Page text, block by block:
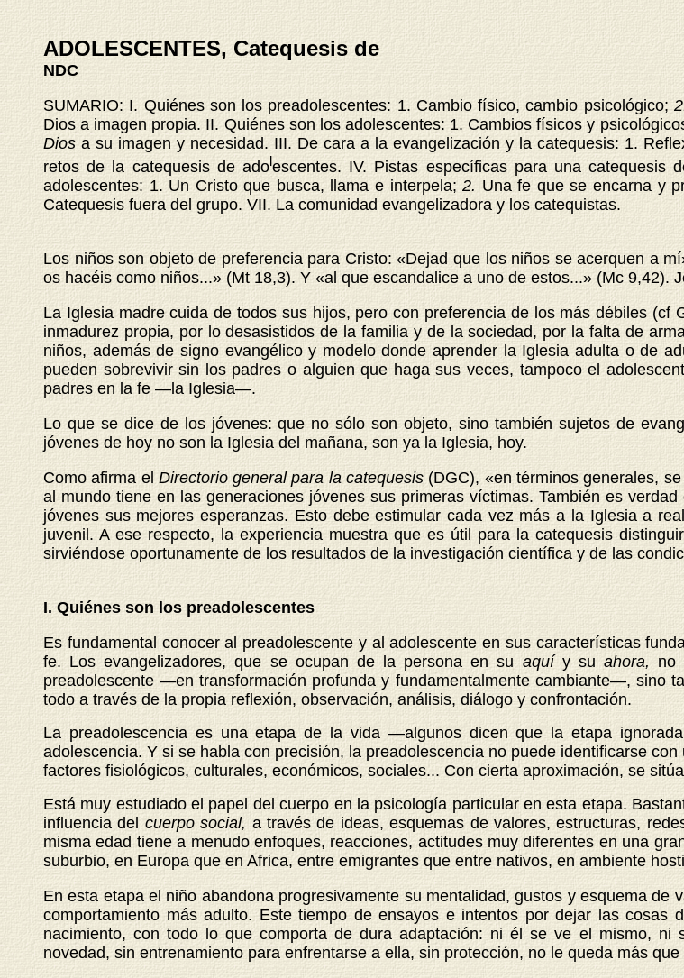
ADOLESCENTES, Catequesis de
NDC
SUMARIO: I. Quiénes son los preadolescentes: 1. Cambio físico, cambio psicológico;
Dios a imagen propia. II. Quiénes son los adolescentes: 1. Cambios físicos y
Dios a su imagen y necesidad. III. De cara a la evangelización y la catequesis: 1.
retos de la catequesis de adolescentes. IV. Pistas específicas para una catequesis
adolescentes: 1. Un Cristo que busca, llama e interpela;2. Una fe que se encarna y
Catequesis fuera del grupo. VII. La comunidad evangelizadora y los catequistas.
Los niños son objeto de preferencia para Cristo: «Dejad que los niños se acerquen a
os hacéis como niños...» (Mt 18,3). Y «al que escandalice a uno de estos...» (Mc
La Iglesia madre cuida de todos sus hijos, pero con preferencia de los más débiles
inmadurez propia, por lo desasistidos de la familia y de la sociedad, por la falta de
niños, además de signo evangélico y modelo donde aprender la Iglesia adulta o de
pueden sobrevivir sin los padres o alguien que haga sus veces, tampoco el
padres en la fe —la Iglesia—.
Lo que se dice de los jóvenes: que no sólo son objeto, sino también sujetos de
jóvenes de hoy no son la Iglesia del mañana, son ya la Iglesia, hoy.
Como afirma el Directorio general para la catequesis (DGC), «en términos generales,
al mundo tiene en las generaciones jóvenes sus primeras víctimas. También es
jóvenes sus mejores esperanzas. Esto debe estimular cada vez más a la Iglesia a
juvenil. A ese respecto, la experiencia muestra que es útil para la catequesis
sirviéndose oportunamente de los resultados de la investigación científica y de las
I. Quiénes son los preadolescentes
Es fundamental conocer al preadolescente y al adolescente en sus características
fe. Los evangelizadores, que se ocupan de la persona en su aquí y suahora, no
preadolescente —en transformación profunda y fundamentalmente cambiante—, sino
todo a través de la propia reflexión, observación, análisis, diálogo y confrontación.
La preadolescencia es una etapa de la vida —algunos dicen que la etapa
adolescencia. Y si se habla con precisión, la preadolescencia no puede identificarse
factores fisiológicos, culturales, económicos, sociales... Con cierta aproximación, se
Está muy estudiado el papel del cuerpo en la psicología particular en esta etapa.
influencia del cuerpo social, a través de ideas, esquemas de valores, estructuras,
misma edad tiene a menudo enfoques, reacciones, actitudes muy diferentes en una
suburbio, en Europa que en Africa, entre emigrantes que entre nativos, en ambiente
En esta etapa el niño abandona progresivamente su mentalidad, gustos y esquema
comportamiento más adulto. Este tiempo de ensayos e intentos por dejar las
nacimiento, con todo lo que comporta de dura adaptación: ni él se ve el mismo, ni
novedad, sin entrenamiento para enfrentarse a ella, sin protección, no le queda más